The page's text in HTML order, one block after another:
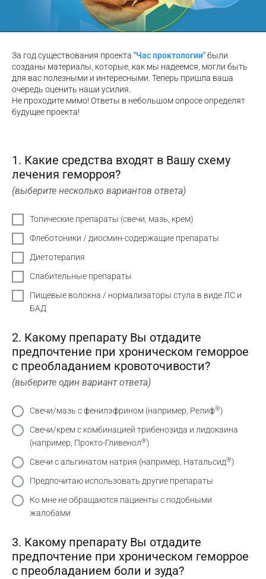
За год существования проекта "Час проктологии"были
созданы материалы, которые, как мы надеемся, могли быть
для вас полезными и интересными. Теперь пришла ваша
очередь оценить наши усилия.
Не проходите мимо! Ответы в небольшом опросе определят
будущее проекта!
1. Какие средства входят в Вашу схему
лечения геморроя?
(выберите несколько вариантов ответа)
Топические препараты (свечи, мазь, крем)
Флеботоники / диосмин-содержащие препараты
Диетотерапия
Слабительные препараты
Пищевые волокна / нормализаторы стула в виде ЛС и
БАД
2. Какому препарату Вы отдадите
предпочтение при хроническом геморрое
с преобладанием кровоточивости?
(выберите один вариант ответа)
Свечи/мазь с фенилэфрином (например, Релиф®)
Свечи/крем с комбинацией трибенозида и лидокаина
(например, Прокто-Гливенол®)
Свечи с альгинатом натрия (например, Натальсид®)
Предпочитаю использовать другие препараты
Ко мне не обращаются пациенты с подобными
жалобами
3. Какому препарату Вы отдадите
предпочтение при хроническом геморрое
с преобладанием боли и зуда?